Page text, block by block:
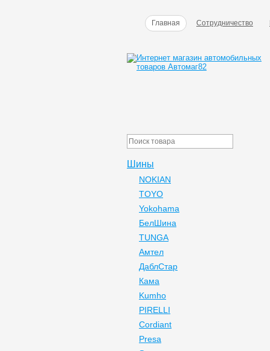
Главная Сотрудничество
Шины
NOKIAN
TOYO
Yokohama
БелШина
TUNGA
Амтел
ДаблСтар
Кама
Kumho
PIRELLI
Cordiant
Presa